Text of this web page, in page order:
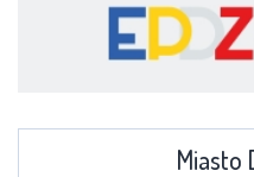
Miasto